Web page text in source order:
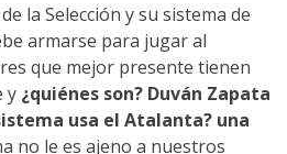
la Selección y su sistema de
armarse para jugar al
que mejor presente tienen
y ¿quiénes son? Duván Zapata
usa el Atalanta? una
no le es ajeno a nuestros